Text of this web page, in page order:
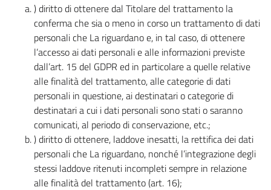
) diritto di ottenere dal Titolare del trattamento la
conferma che sia o meno in corso un trattamento di dati
personali che La riguardano e, in tal caso, di ottenere
l’accesso ai dati personali e alle informazioni previste
dall’art. 15 del GDPR ed in particolare a quelle relative
alle finalità del trattamento, alle categorie di dati
personali in questione, ai destinatari o categorie di
destinatari a cui i dati personali sono stati o saranno
comunicati, al periodo di conservazione, etc.;
) diritto di ottenere, laddove inesatti, la rettifica dei dati
personali che La riguardano, nonché l’integrazione degli
stessi laddove ritenuti incompleti sempre in relazione
alle finalità del trattamento (art. 16);